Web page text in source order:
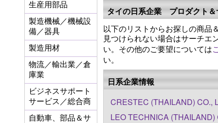
生産用部品
製造機械／機械設
備／器具
製造用材
物流／輸出業／倉
庫業
ビジネスサポート
サービス／総合商
自動車、部品＆サ
タイの日系企業 プロダクト＆
以下のリストからお探しの商品
見つけられない場合はサーチエ
い。その他のご要望については
い。
日系企業情報
CRESTEC (THAILAND) CO.,
LEO TECHNICA (THAILAND)